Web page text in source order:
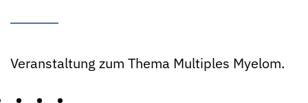
Veranstaltung zum Thema Multiples Myelom.